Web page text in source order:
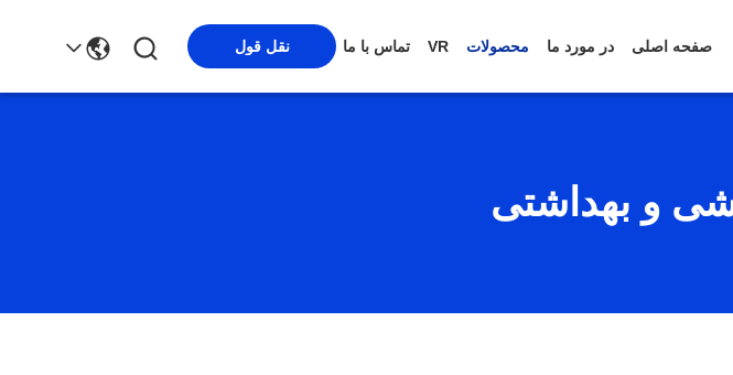
صفحه اصلی در مورد ما محصولات VR تماس با ما نقل قول
و بهداشتی